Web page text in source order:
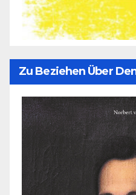
Zu Beziehen Über